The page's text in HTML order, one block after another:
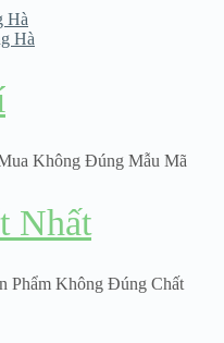
Hà
Hà
Không Đúng Mẫu Mã
Nhất
Phẩm Không Đúng Chất